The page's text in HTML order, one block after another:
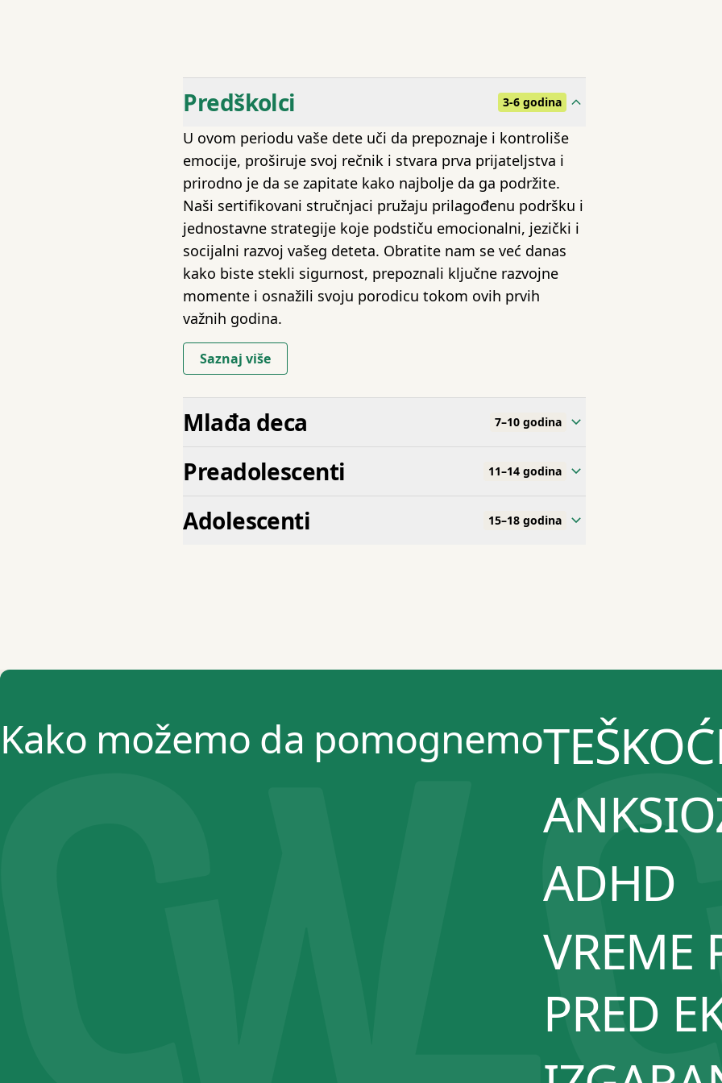
Predškolci 3-6 godina
U ovom periodu vaše dete uči da prepoznaje i kontroliše
emocije, proširuje svoj rečnik i stvara prva prijateljstva i
prirodno je da se zapitate kako najbolje da ga podržite.
Naši sertifikovani stručnjaci pružaju prilagođenu podršku i
jednostavne strategije koje podstiču emocionalni, jezički i
socijalni razvoj vašeg deteta. Obratite nam se već danas
kako biste stekli sigurnost, prepoznali ključne razvojne
momente i osnažili svoju porodicu tokom ovih prvih
važnih godina.
Saznaj više
Mlađa deca 7–10 godina
Preadolescenti 11–14 godina
Adolescenti 15–18 godina
Kako možemo da pomognemo
ADHD
VREME
PRED